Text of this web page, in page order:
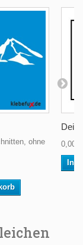
ohne
Dein
0,00 €
In